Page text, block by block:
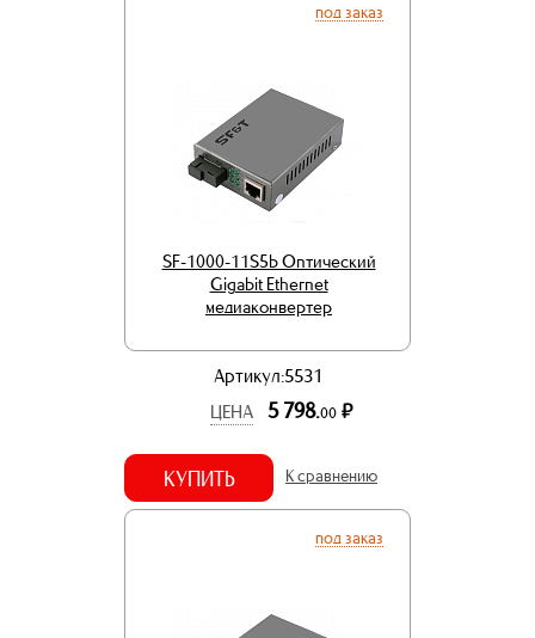
под заказ
SF-1000-11S5b Оптический
Gigabit Ethernet
медиаконвертер
Артикул:5531
ЦЕНА
5 798.00 р.
КУПИТЬ К сравнению
под заказ